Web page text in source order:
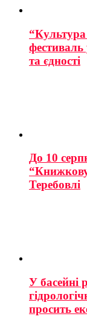
“Культура
фестиваль
та єдності
До 10
Теребовлі
У басейні
просить